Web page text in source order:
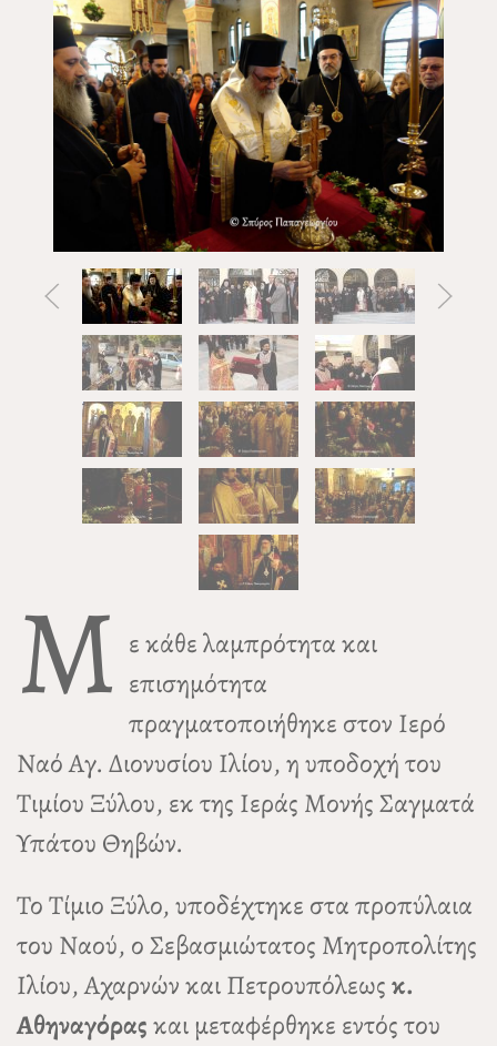
Μ ε κάθε λαμπρότητα και
επισημότητα
πραγματοποιήθηκε στον Ιερό
Ναό Αγ. Διονυσίου Ιλίου, η υποδοχή του
Τιμίου Ξύλου, εκ της Ιεράς Μονής Σαγματά
Υπάτου Θηβών.
Το Τίμιο Ξύλο, υποδέχτηκε στα προπύλαια
του Ναού, ο Σεβασμιώτατος Μητροπολίτης
Ιλίου, Αχαρνών και Πετρουπόλεωςκ.
Αθηναγόραςκαι μεταφέρθηκε εντός του